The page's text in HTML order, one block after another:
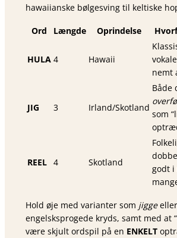
hawaiianske bølgesving til keltiske
Ord Længde Oprindelse
HULA 4 Hawaii
nemt
JIG 3 Irland/Skotland
Både
som
REEL 4 Skotland
godt i
Hold øje med varianter som jiggeeller
engelsksprogede kryds, samt med at
være skjult ordspil på en ENKELT